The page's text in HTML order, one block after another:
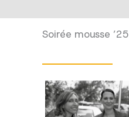
Soirée mousse ’25